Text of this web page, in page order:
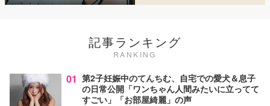
記事ランキング
RANKING
01 第2子妊娠中のてんちむ、自宅での愛犬＆息子
の日常公開「ワンちゃん人間みたいに立ってて
すごい」「お部屋綺麗」の声